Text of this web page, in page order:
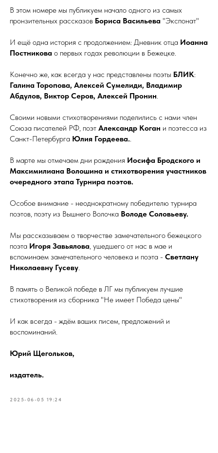
В этом номере мы публикуем начало одного из самых
пронзительных рассказов Бориса Васильева "Экспонат"
И ещё одна история с продолжением: Дневник отца Иоанна
Постникова о первых годах революции в Бежецке.
Конечно же, как всегда у нас представлены поэты БЛИК:
Галина Торопова, Алексей Сумелиди, Владимир
Абдулов, Виктор Серов, Алексей Пронин
Своими новыми стихотворениями поделились с нами член
Союза писателей РФ, поэт Александр Коган и поэтесса из
Санкт-Петербурга Юлия Гордеева.
В марте мы отмечаем дни рождения Иосифа Бродского и
Максимилиана Волошина и стихотворения участников
очередного этапа Турнира поэтов.
Особое внимание - неоднократному победителю турнира
поэтов, поэту из Вышнего Волочка Володе Соловьеву.
Мы рассказываем о творчестве замечательного бежецкого
поэта Игоря Завьялова , ушедшего от нас в мае и
вспоминаем замечательного человека и поэта - Светлану
Николаевну Гусеву
В память о Великой победе в ЛГ мы публикуем лучшие
стихотворения из сборника "Не имеет Победа цены"
И как всегда - ждём ваших писем, предложений и
воспоминаний.
Юрий Щегольков,
издатель.
2025-06-05 19:24